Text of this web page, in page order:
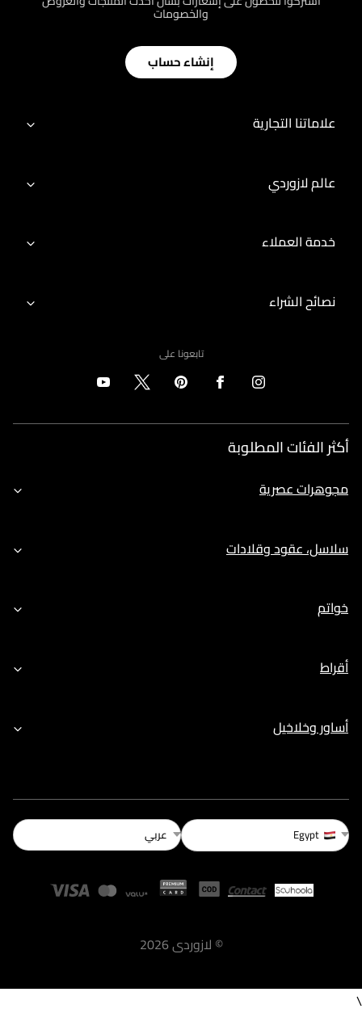
والخصومات
إنشاء حساب
علاماتنا التجارية
عالم لازوردي
خدمة العملاء
نصائح الشراء
تابعونا على
أكثر الفئات المطلوبة
مجوهرات عصرية
سلاسل، عقود وقلادات
خواتم
أقراط
أساور وخلاخيل
Egypt عربي
© لازوردى2026
\